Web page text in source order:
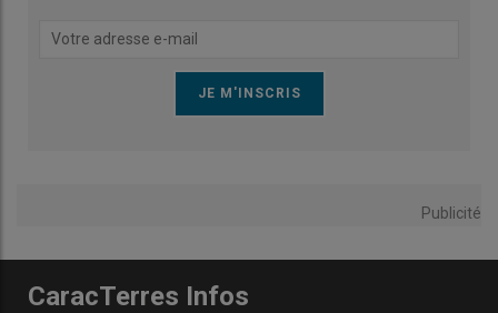
Publicité
CaracTerres Infos